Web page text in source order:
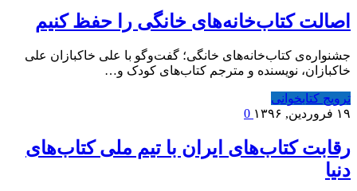
اصالت کتاب‌خانه‌های خانگی را حفظ کنیم
جشنواره‌ی کتاب‌خانه‌های خانگی؛ گفت‌وگو با علی خاکبازان علی
خاکبازان، نویسنده و مترجم کتاب‌های کودک و…
ترویج کتابخوانی
۱۹ فروردین, ۱۳۹۶
رقابت کتاب‌های ایران با تیم ملی کتاب‌های
دنیا